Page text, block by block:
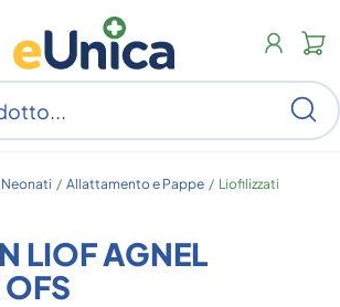
/ Allattamento e Pappe / Liofilizzati
LIOF AGNEL